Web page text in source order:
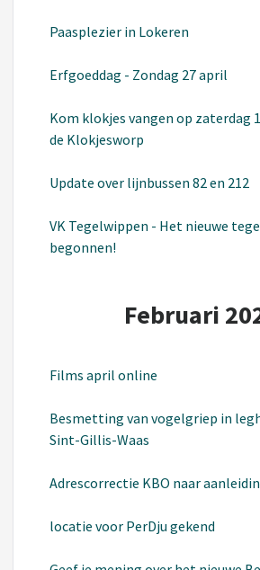
Paasplezier in Lokeren
Erfgoeddag - Zondag 27 april
Kom klokjes vangen op zaterdag
de Klokjesworp
Update over lijnbussen 82 en 212
VK Tegelwippen - Het nieuwe
begonnen!
Februari
Films april online
Besmetting van vogelgriep in
Sint-Gillis-Waas
Adrescorrectie KBO naar
locatie voor PerDju gekend